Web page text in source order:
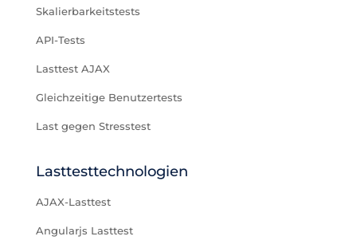
Skalierbarkeitstests
API-Tests
Lasttest AJAX
Gleichzeitige Benutzertests
Last gegen Stresstest
Lasttesttechnologien
AJAX-Lasttest
Angularjs Lasttest